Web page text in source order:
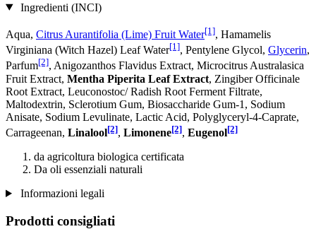
Ingredienti (INCI)
Aqua, Citrus Aurantifolia (Lime) Fruit Water[1], Hamamelis
Virginiana (Witch Hazel) Leaf Water[1], Pentylene Glycol, Glycerin,
Parfum[2], Anigozanthos Flavidus Extract, Microcitrus Australasica
Fruit Extract, Mentha Piperita Leaf Extract, Zingiber Officinale
Root Extract, Leuconostoc/ Radish Root Ferment Filtrate,
Maltodextrin, Sclerotium Gum, Biosaccharide Gum-1, Sodium
Anisate, Sodium Levulinate, Lactic Acid, Polyglyceryl-4-Caprate,
Carrageenan, Linalool[2], Limonene[2], Eugenol[2]
da agricoltura biologica certificata
Da oli essenziali naturali
Informazioni legali
Prodotti consigliati